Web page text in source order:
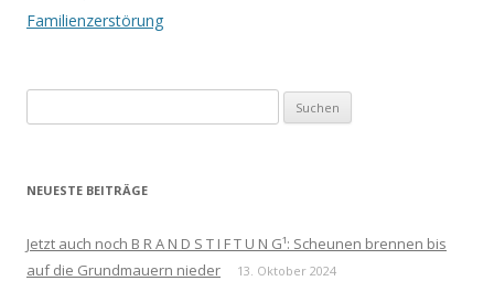
Familienzerstörung
nach:
NEUESTE BEITRÄGE
Jetzt auch noch B R A N D S T I F T U N G¹: Scheunen brennen bis
auf die Grundmauern nieder
13. Oktober 2024